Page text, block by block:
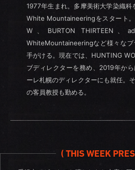
1977年生まれ。多摩美術大学染織
White Mountaineeringをスタート
W、BURTON THIRTEEN、
WhiteMountaineeringなど様々なブ
手がける。現在では、HUNTING
ブディレクターを務め、2019年か
ーレ札幌のディレクターにも就任。
の客員教授も勤める。
( THIS WEEK